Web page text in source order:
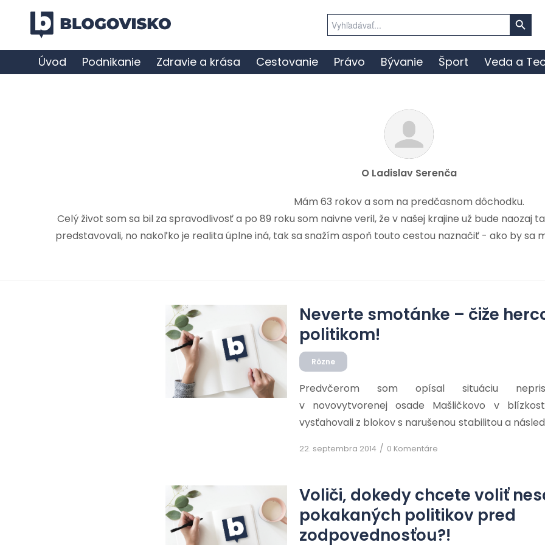
for:
Search Button
Úvod Podnikanie Zdravie a krása Cestovanie Právo Bývanie Šport Veda a
O Ladislav Serenča
Mám 63 rokov a som na predčasnom dôchodku.
Celý život som sa bil za spravodlivosť a po 89 roku som naivne veril, že v našej krajine už bude naozaj
predstavovali, no nakoľko je realita úplne iná, tak sa snažím aspoň touto cestou naznačiť - ako by sa
Rôzne
Neverte smotánke – čiže
politikom!
Predvčerom som opísal situáciu
v novovytvorenej osade Mašličkovo v
vysťahovali z blokov s narušenou stabilitou a
http://torpedo.blog.pravda.sk/2014/09/20/volici-
neschopnych-a-pred-zodpovednostou-
dnes ráno som si povedal, že lepšie bude vidieť tú
aby som sa presvedčil o tom, že som tú […]
22. septembra 2014 / 0 Komentáre
Voliči, dokedy chcete voliť
pokakaných politikov pred
zodpovednosťou?!